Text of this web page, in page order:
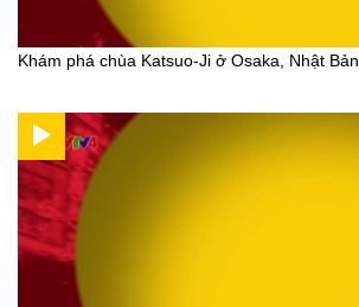
Khám phá chùa Katsuo-Ji ở Osaka, Nhật Bản